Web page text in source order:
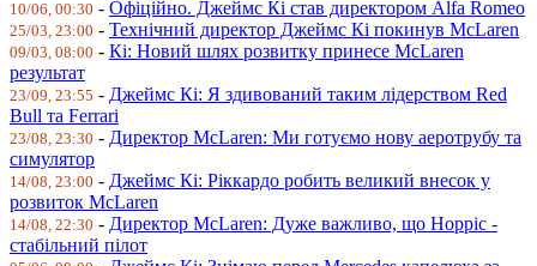
10/06, 00:30 - Офіційно. Джеймс Кі став директором Alfa Romeo
25/03, 23:00 - Технічний директор Джеймс Кі покинув McLaren
09/03, 08:00 - Кі: Новий шлях розвитку принесе McLaren
результат
23/09, 23:55 - Джеймс Кі: Я здивований таким лідерством Red
Bull та Ferrari
23/08, 23:30 - Директор McLaren: Ми готуємо нову аеротрубу та
симулятор
14/08, 23:00 - Джеймс Кі: Ріккардо робить великий внесок у
розвиток McLaren
14/08, 22:30 - Директор McLaren: Дуже важливо, що Норріс -
стабільний пілот